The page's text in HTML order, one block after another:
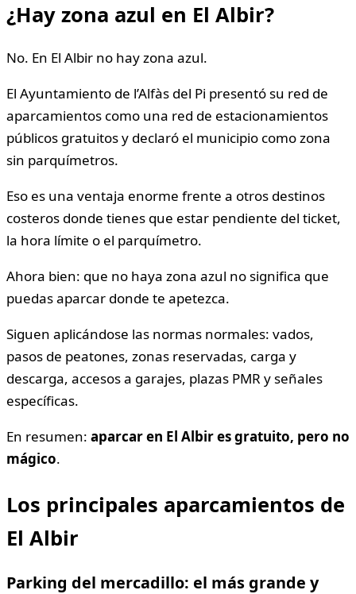
¿Hay zona azul en El Albir?
No. En El Albir no hay zona azul.
El Ayuntamiento de l’Alfàs del Pi presentó su red de
aparcamientos como una red de estacionamientos
públicos gratuitos y declaró el municipio como zona
sin parquímetros.
Eso es una ventaja enorme frente a otros destinos
costeros donde tienes que estar pendiente del ticket,
la hora límite o el parquímetro.
Ahora bien: que no haya zona azul no significa que
puedas aparcar donde te apetezca.
Siguen aplicándose las normas normales: vados,
pasos de peatones, zonas reservadas, carga y
descarga, accesos a garajes, plazas PMR y señales
específicas.
En resumen: aparcar en El Albir es gratuito, pero no
mágico.
Los principales aparcamientos de
El Albir
Parking del mercadillo: el más grande y